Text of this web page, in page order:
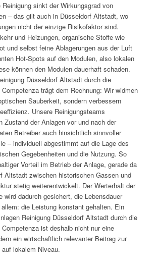
sinkt der Wirkungsgrad von
– das gilt auch in Düsseldorf Altstadt, wo
nicht der einzige Risikofaktor sind.
und Heizungen, organische Stoffe wie
und selbst feine Ablagerungen aus der Luft
Hot-Spots auf den Modulen, also lokalen
können den Modulen dauerhaft schaden.
Düsseldorf Altstadt durch die
trägt dem Rechnung: Wir widmen
Sauberkeit, sondern verbessern
Unsere Reinigungsteams
Zustand der Anlagen vor und nach der
Betreiber auch hinsichtlich sinnvoller
– individuell abgestimmt auf die Lage des
Gegebenheiten und die Nutzung. So
Vorteil im Betrieb der Anlage, gerade da
Altstadt zwischen historischen Gassen und
stetig weiterentwickelt. Der Werterhalt der
wird dadurch gesichert, die Lebensdauer
die Leistung konstant gehalten. Ein
Reinigung Düsseldorf Altstadt durch die
ist deshalb nicht nur eine
ein wirtschaftlich relevanter Beitrag zur
auf lokalem Niveau.